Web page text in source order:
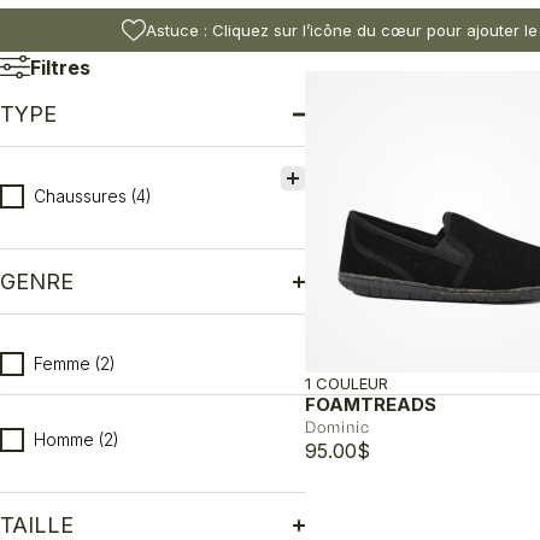
Astuce : Cliquez sur l’icône du cœur pour ajouter
Filtres
TYPE
Type
Chaussures (4)
GENRE
Genre
Femme (2)
Homme (2)
TAILLE
FOAMTREADS
Dominic
1 COULEUR
95.00$